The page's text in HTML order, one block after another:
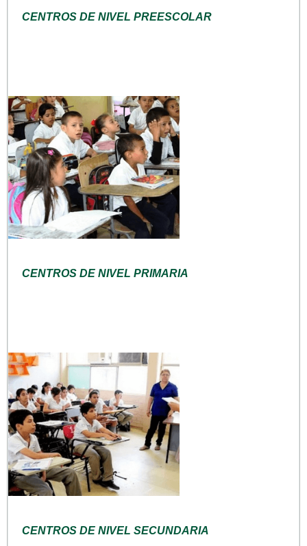
CENTROS DE NIVEL PREESCOLAR
CENTROS DE NIVEL PRIMARIA
CENTROS DE NIVEL SECUNDARIA